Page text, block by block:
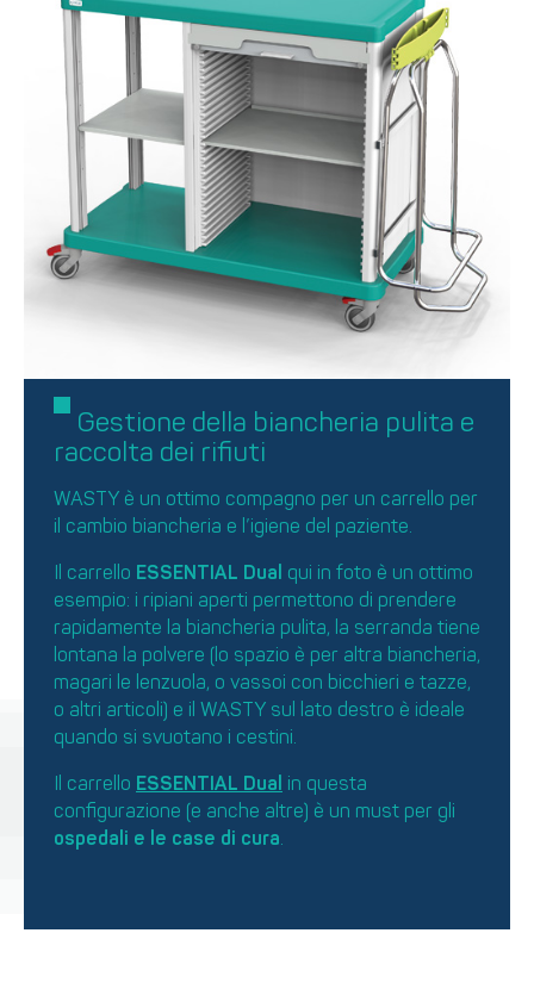
Gestione della biancheria pulita e
raccolta dei rifiuti
WASTY è un ottimo compagno per un carrello per
il cambio biancheria e l’igiene del paziente.
Il carrello ESSENTIAL Dual qui in foto è un ottimo
esempio: i ripiani aperti permettono di prendere
rapidamente la biancheria pulita, la serranda tiene
lontana la polvere (lo spazio è per altra biancheria,
magari le lenzuola, o vassoi con bicchieri e tazze,
o altri articoli) e il WASTY sul lato destro è ideale
quando si svuotano i cestini.
Il carrello ESSENTIAL Dual in questa
configurazione (e anche altre) è un must per gli
ospedali e le case di cura.